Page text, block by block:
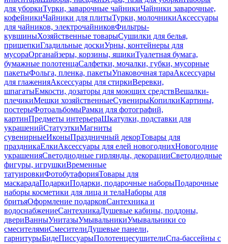
для уборкиТурки, заварочные чайникиЧайники заварочные,
кофейникиЧайники для плитыТурки, молочникиАксессуары
для чайников, электрочайниковФильтры-
кувшиныХозяйственные товарыСушилки для белья,
прищепкиГладильные доскиУрны, контейнеры для
мусораОрганайзеры, корзины, ящикиТуалетная бумага,
бумажные полотенцаСалфетки, мочалки, губки, мусорные
пакетыФольга, пленка, пакетыУпаковочная тараАксессуары
для глаженияАксессуары для стиркиВеревки,
шпагатыЕмкости, дозаторы для моющих средствВешалки-
плечикиМешки хозяйственныеСувенирыКопилкиКартины,
постерыФотоальбомыРамки для фотографий,
картинПредметы интерьераШкатулки, подставки для
украшенийСтатуэткиМагниты
сувенирныеИконыПраздничный декорТовары для
праздникаЕлкиАксессуары для елей новогоднихНовогодние
украшенияСветодиодные гирлянды, декорацииСветодиодные
фигуры, игрушкиВременные
татуировкиФотобутафорияТовары для
маскарадаПодаркиПодарки, подарочные наборыПодарочные
наборы косметики для лица и телаНаборы для
бритьяОформление подарковСантехника и
водоснабжениеСантехникаДушевые кабины, поддоны,
двериВанныУнитазыУмывальникиУмывальники со
смесителямиСмесителиДушевые панели,
гарнитурыБидеПиссуарыПолотенцесушителиСпа-бассейны с